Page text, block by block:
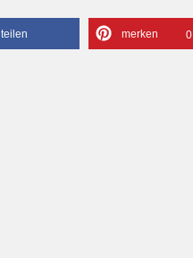
teilen merken 0